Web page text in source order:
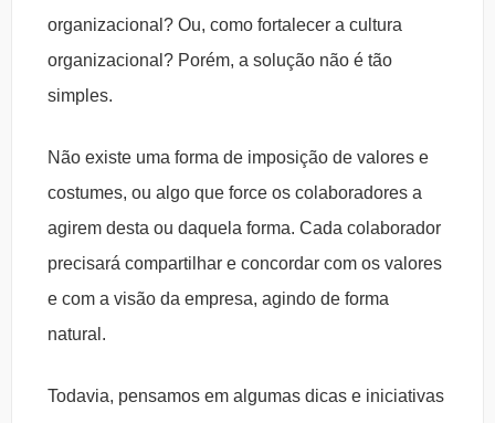
organizacional? Ou, como fortalecer a cultura
organizacional? Porém, a solução não é tão
simples.
Não existe uma forma de imposição de valores e
costumes, ou algo que force os colaboradores a
agirem desta ou daquela forma. Cada colaborador
precisará compartilhar e concordar com os valores
e com a visão da empresa, agindo de forma
natural.
Todavia, pensamos em algumas dicas e iniciativas